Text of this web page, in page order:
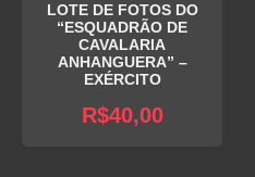
LOTE DE FOTOS DO
“ESQUADRÃO DE
CAVALARIA
ANHANGUERA” –
EXÉRCITO
R$40,00